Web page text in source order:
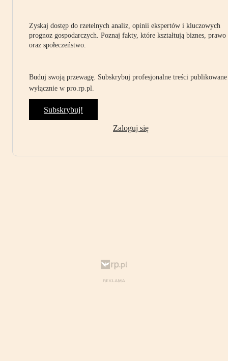
Zyskaj dostęp do rzetelnych analiz, opinii ekspertów i kluczowych
prognoz gospodarczych. Poznaj fakty, które kształtują biznes, prawo
oraz społeczeństwo.
Buduj swoją przewagę. Subskrybuj profesjonalne treści publikowane
wyłącznie w pro.rp.pl.
Subskrybuj!
Zaloguj się